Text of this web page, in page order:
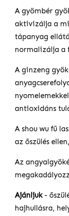
A gyömbér
aktivizálja a
tápanyag
normalizálja a
A ginzeng
antioxidáns
A shou wu fű
az őszülés
Az
Ajánljuk-
hajhullásra,